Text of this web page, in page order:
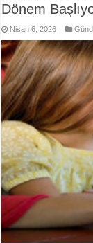
Dönem
Nisan 6, 2026